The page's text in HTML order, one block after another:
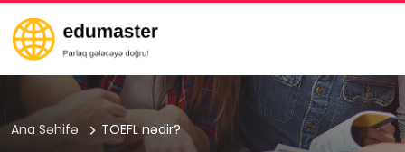
Ana Səhifə TOEFL nədir?